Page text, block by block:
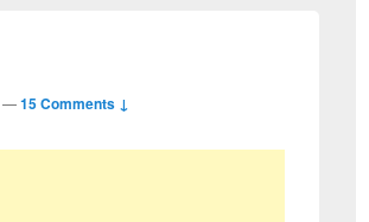
—15 Comments ↓